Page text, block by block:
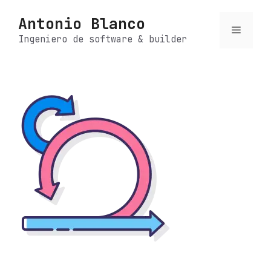
contenido
Antonio Blanco
Ingeniero de software & builder
Menú